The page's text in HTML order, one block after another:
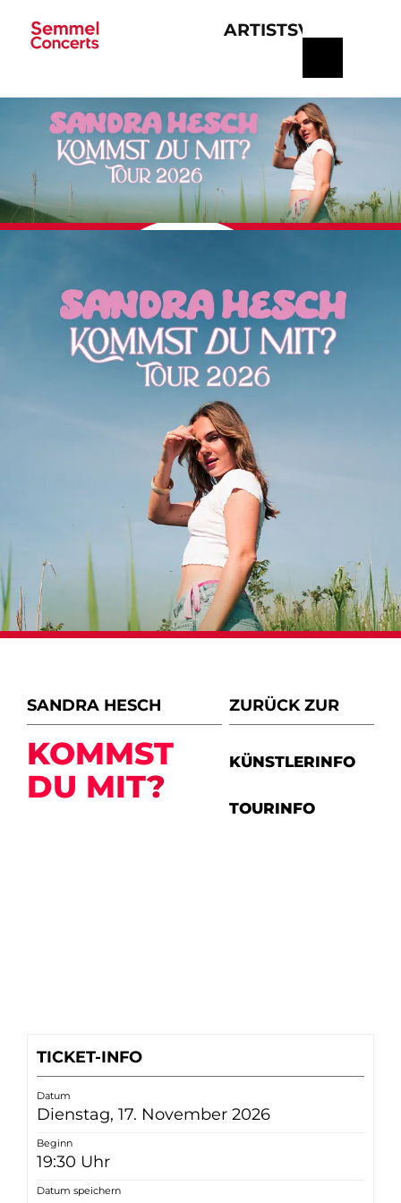
ARTISTS
SANDRA HESCH
KOMMST
DU MIT?
ZURÜCK ZUR
KÜNSTLERINFO
TOURINFO
TICKET-INFO
Datum
Dienstag, 17. November 2026
Beginn
19:30 Uhr
Datum speichern